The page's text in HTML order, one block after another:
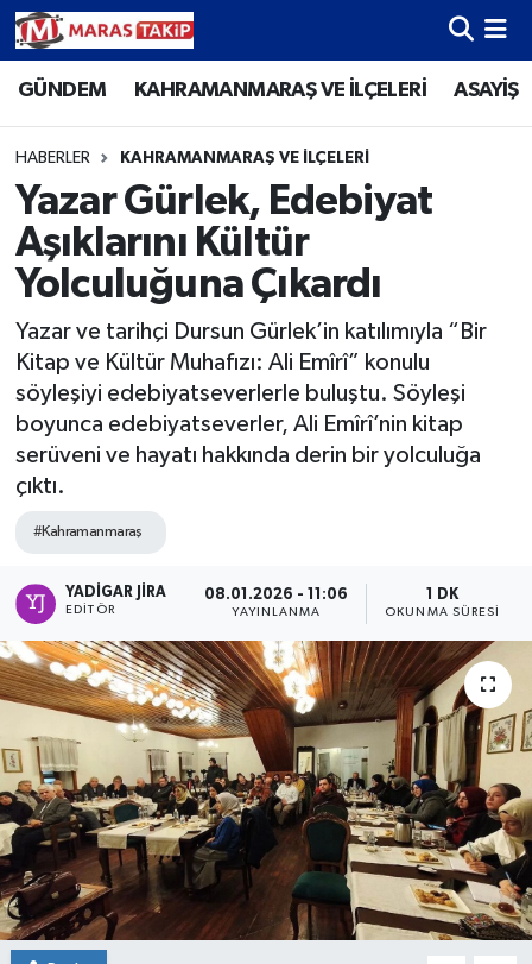
GÜNDEM KAHRAMANMARAŞ VE İLÇELERİ ASAYİŞ
HABERLER KAHRAMANMARAŞ VE İLÇELERİ
Yazar Gürlek, Edebiyat
Aşıklarını Kültür
Yolculuğuna Çıkardı
Yazar ve tarihçi Dursun Gürlek’in katılımıyla “Bir
Kitap ve Kültür Muhafızı: Ali Emîrî” konulu
söyleşiyi edebiyatseverlerle buluştu. Söyleşi
boyunca edebiyatseverler, Ali Emîrî’nin kitap
serüveni ve hayatı hakkında derin bir yolculuğa
çıktı.
#Kahramanmaraş
YADIGAR JIRA
EDITÖR
08.01.2026 - 11:06
YAYINLANMA
1 DK
OKUNMA SÜRESI
Kahramanmaraş Nöbetçi Eczaneler
Kahramanmaraş Hava Durumu
Kahramanmaraş Namaz Vakitleri
Kahramanmaraş Trafik Yoğunluk Haritası
Süper Lig Puan Durumu ve Fikstür
Tüm Manşetler
Son Dakika Haberleri